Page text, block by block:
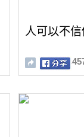
人可以不